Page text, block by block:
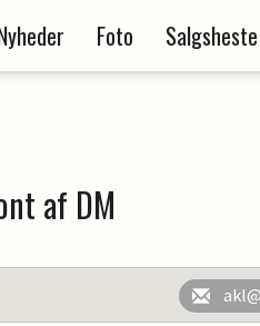
Foto Salgsheste
af DM